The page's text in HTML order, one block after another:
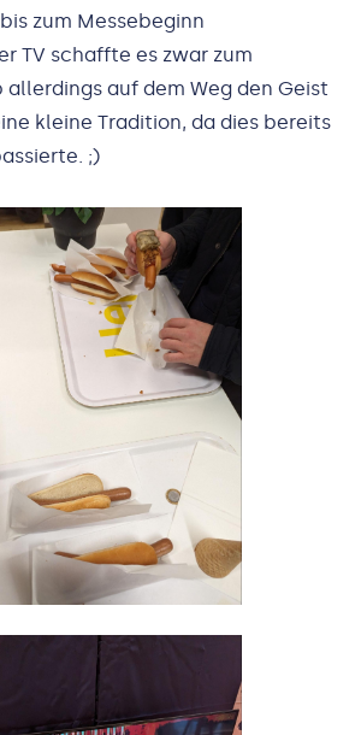
zum Messebeginn
TV schaffte es zwar zum
allerdings auf dem Weg den Geist
kleine Tradition, da dies bereits
;)